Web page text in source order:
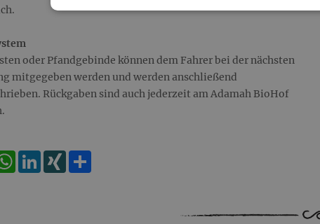
oder Pfandgebinde können dem Fahrer bei der nächsten
mitgegeben werden und werden anschließend
Rückgaben sind auch jederzeit am Adamah BioHof
WhatsApp
LinkedInXING